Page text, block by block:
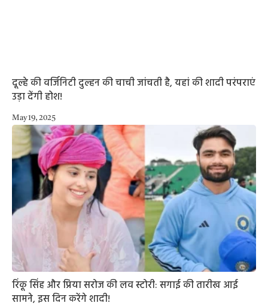
दूल्हे की वर्जिनिटी दुल्हन की चाची जांचती है, यहां की शादी परंपराएं
उड़ा देंगी होश!
May 19, 2025
रिंकू सिंह और प्रिया सरोज की लव स्टोरी: सगाई की तारीख आई
सामने, इस दिन करेंगे शादी!